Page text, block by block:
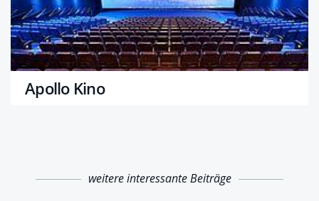
Apollo Kino
weitere interessante Beiträge